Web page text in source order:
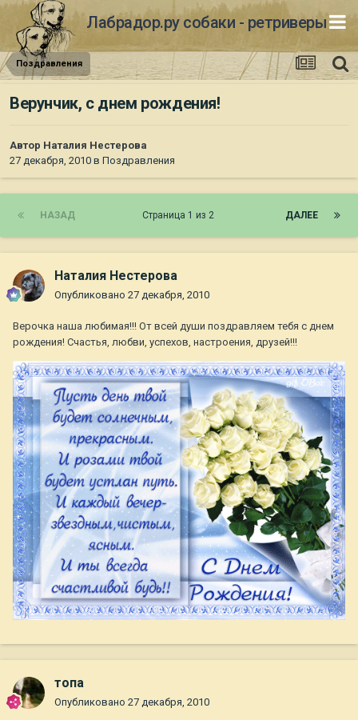
Лабрадор.ру собаки - ретриверы
Поздравления
Верунчик, с днем рождения!
Автор Наталия Нестерова
27 декабря, 2010 в Поздравления
НАЗАД ДАЛЕЕ
Страница 1 из 2
Наталия Нестерова
Опубликовано 27 декабря, 2010
Верочка наша любимая!!! От всей души поздравляем тебя с днем
рождения! Счастья, любви, успехов, настроения, друзей!!!
топа
Опубликовано 27 декабря, 2010